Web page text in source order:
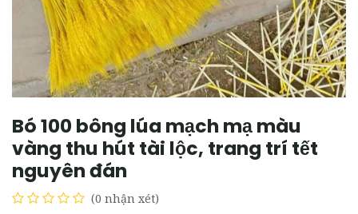
Bó 100 bông lúa mạch mạ màu
vàng thu hút tài lộc, trang trí tết
nguyên đán
(0 nhận xét)